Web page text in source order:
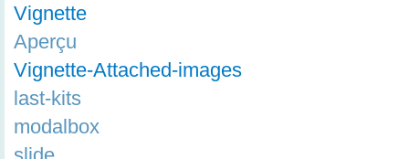
Vignette
Aperçu
Vignette-Attached-images
last-kits
modalbox